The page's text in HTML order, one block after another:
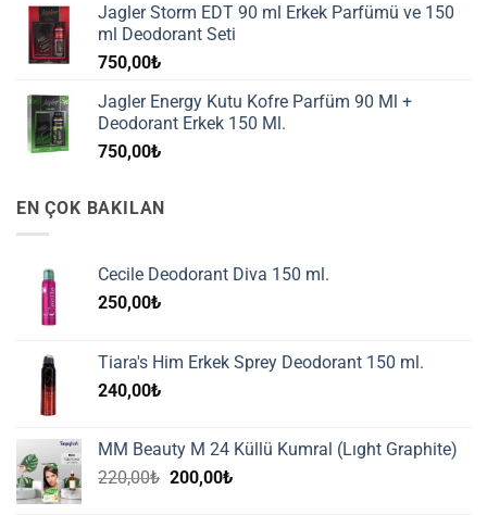
Jagler Storm EDT 90 ml Erkek Parfümü ve 150
ml Deodorant Seti
750,00₺
Jagler Energy Kutu Kofre Parfüm 90 Ml +
Deodorant Erkek 150 Ml.
750,00₺
EN ÇOK BAKILAN
Cecile Deodorant Diva 150 ml.
250,00₺
Tiara's Him Erkek Sprey Deodorant 150 ml.
240,00₺
MM Beauty M 24 Küllü Kumral (Lıght Graphite)
220,00₺ Orijinal
200,00₺Şu